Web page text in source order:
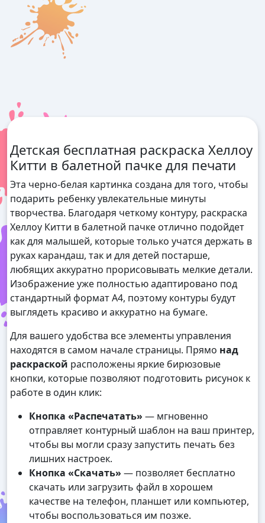
Детская бесплатная раскраска Хеллоу
Китти в балетной пачке для печати
Эта черно-белая картинка создана для того, чтобы
подарить ребенку увлекательные минуты
творчества. Благодаря четкому контуру, раскраска
Хеллоу Китти в балетной пачке отлично подойдет
как для малышей, которые только учатся держать в
руках карандаш, так и для детей постарше,
любящих аккуратно прорисовывать мелкие детали.
Изображение уже полностью адаптировано под
стандартный формат А4, поэтому контуры будут
выглядеть красиво и аккуратно на бумаге.
Для вашего удобства все элементы управления
находятся в самом начале страницы. Прямо над
раскраской расположены яркие бирюзовые
кнопки, которые позволяют подготовить рисунок к
работе в один клик:
Кнопка «Распечатать» — мгновенно
отправляет контурный шаблон на ваш принтер,
чтобы вы могли сразу запустить печать без
лишних настроек.
Кнопка «Скачать» — позволяет бесплатно
скачать или загрузить файл в хорошем
качестве на телефон, планшет или компьютер,
чтобы воспользоваться им позже.